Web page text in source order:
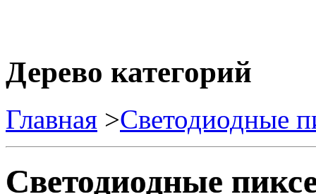
Дерево категорий
Главная >Светодиодные
Светодиодные